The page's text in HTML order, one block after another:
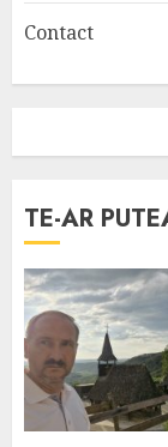
Contact
TE-AR